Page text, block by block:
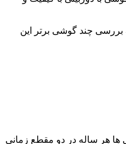
بررسی چند گوشی برتر این
ها هر ساله در دو مقطع زمانی